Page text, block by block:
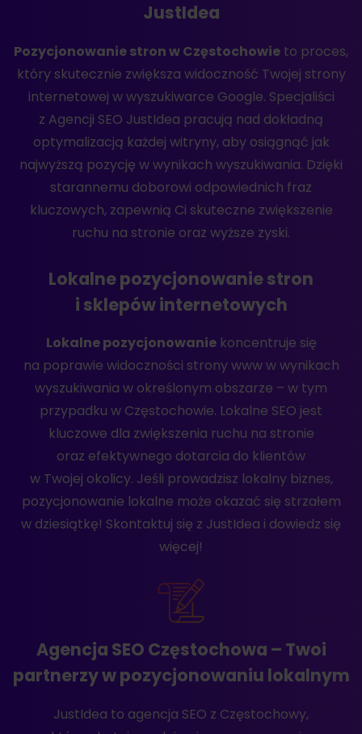
JustIdea
Pozycjonowanie stron w Częstochowie to proces,
który skutecznie zwiększa widoczność Twojej strony
internetowej w wyszukiwarce Google. Specjaliści
z Agencji SEO JustIdea pracują nad dokładną
optymalizacją każdej witryny, aby osiągnąć jak
najwyższą pozycję w wynikach wyszukiwania. Dzięki
starannemu doborowi odpowiednich fraz
kluczowych, zapewnią Ci skuteczne zwiększenie
ruchu na stronie oraz wyższe zyski.
Lokalne pozycjonowanie stron
i sklepów internetowych
Lokalne pozycjonowaniekoncentruje się
na poprawie widoczności strony www w wynikach
wyszukiwania w określonym obszarze – w tym
przypadku w Częstochowie. Lokalne SEO jest
kluczowe dla zwiększenia ruchu na stronie
oraz efektywnego dotarcia do klientów
w Twojej okolicy. Jeśli prowadzisz lokalny biznes,
pozycjonowanie lokalne może okazać się strzałem
w dziesiątkę! Skontaktuj się z JustIdea i dowiedz się
więcej!
Agencja SEO Częstochowa – Twoi
partnerzy w pozycjonowaniu lokalnym
JustIdea to agencja SEO z Częstochowy,